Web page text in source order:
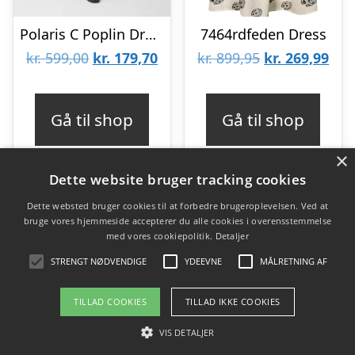
Polaris C Poplin Dress
kr.599,00 Den
kr. 179,70Den
Gå til shop
7464rdfeden Dress
kr.899,95 Den
kr. 269,99Den
kr.
Gå til shop
Varekategorier
Produkter
×
Dette website bruger tracking cookies
Dette websted bruger cookies til at forbedre brugeroplevelsen. Ved at
bruge vores hjemmeside accepterer du alle cookies i overensstemmelse
med vores cookiepolitik. Detaljer
STRENGT NØDVENDIGE YDEEVNE MÅLRETNING AF
TILLAD COOKIES TILLAD IKKE COOKIES
VIS DETALJER